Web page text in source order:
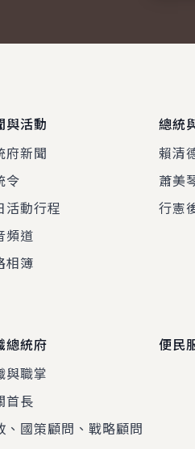
與活動
府新聞
令
活動行程
頻道
相簿
總統
賴清
蕭美
行憲
總統府
與職掌
首長
、國策顧問、戰略顧問
便民